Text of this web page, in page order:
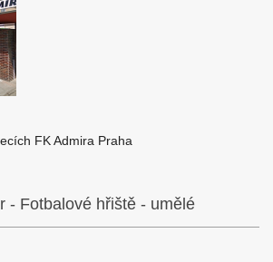
FK Admira Praha
- Fotbalové hřiště - umělé